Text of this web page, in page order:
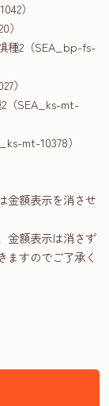
）
種2（SEA_bp-fs-
）
（SEA_ks-mt-
mt-10378）
金額表示を消させ
金額表示は消さず
ますのでご了承く